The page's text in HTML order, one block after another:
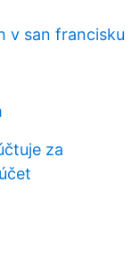
v san francisku
za